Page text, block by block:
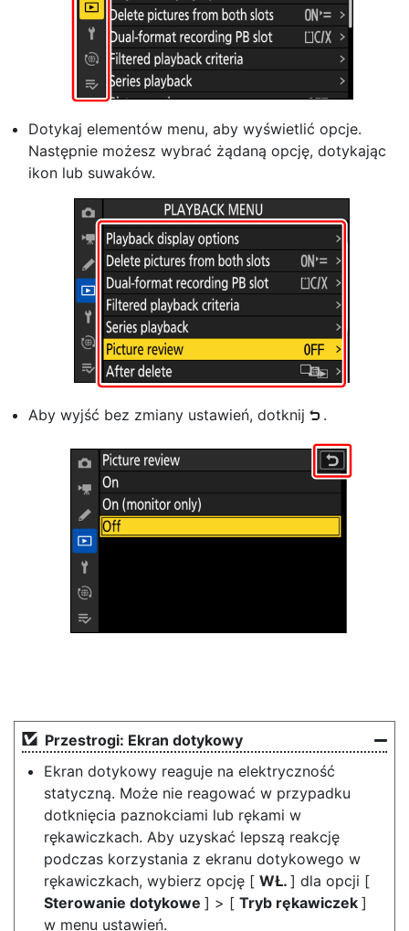
Dotykaj elementów menu, aby wyświetlić opcje.
Następnie możesz wybrać żądaną opcję, dotykając
ikon lub suwaków.
Aby wyjść bez zmiany ustawień, dotknij Z .
Przestrogi: Ekran dotykowy
Ekran dotykowy reaguje na elektryczność
statyczną. Może nie reagować w przypadku
dotknięcia paznokciami lub rękami w
rękawiczkach. Aby uzyskać lepszą reakcję
podczas korzystania z ekranu dotykowego w
rękawiczkach, wybierz opcję [ WŁ. ] dla opcji [
Sterowanie dotykowe ] > [ Tryb rękawiczek ]
w menu ustawień.